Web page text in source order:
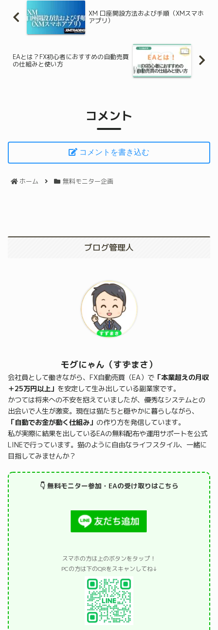
XM 口座開設方法および手順（XMスマホ
アプリ）
EAとは？FX初心者におすすめの自動売買
の仕組みと使い方
コメント
コメントを書き込む
ホーム 無料モニター企画
ブログ管理人
モグにゃん（すずまさ）
会社員として働きながら、FX自動売買（EA）で 「本業超えの月収
＋25万円以上」 を安定して生み出している副業家です。
かつては将来への不安を抱えていましたが、優秀なシステムとの
出会いで人生が激変。現在は猫たちと穏やかに暮らしながら、
「自動でお金が動く仕組み」 の作り方を発信しています。
私が実際に結果を出しているEAの無料配布や運用サポートを公式
LINEで行っています。猫のように自由なライフスタイル、一緒に
目指してみませんか？
👇 無料モニター参加・EAの受け取りはこちら
スマホの方は上のボタンをタップ！
PCの方は下のQRをスキャンしてね↓